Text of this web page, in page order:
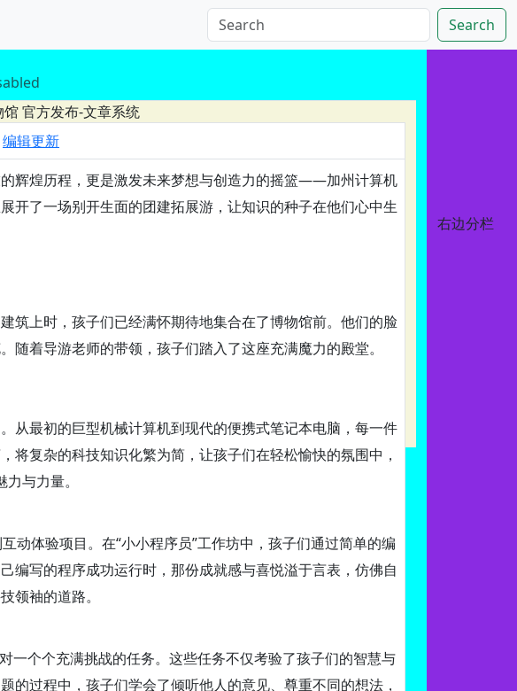
Search
馆官方发布-文章系统
编辑更新
辉煌历程，更是激发未来梦想与创造力的摇篮——加州计算机
开了一场别开生面的团建拓展游，让知识的种子在他们心中生
筑上时，孩子们已经满怀期待地集合在了博物馆前。他们的脸
着导游老师的带领，孩子们踏入了这座充满魔力的殿堂。
从最初的巨型机械计算机到现代的便携式笔记本电脑，每一件
复杂的科技知识化繁为简，让孩子们在轻松愉快的氛围中，
与力量。
动体验项目。在“小小程序员”工作坊中，孩子们通过简单的编
编写的程序成功运行时，那份成就感与喜悦溢于言表，仿佛自
领袖的道路。
一个个充满挑战的任务。这些任务不仅考验了孩子们的智慧与
过程中，孩子们学会了倾听他人的意见、尊重不同的想法，
右边分栏